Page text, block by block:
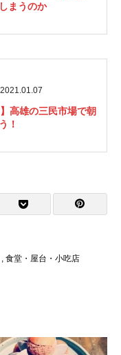
まうのか
2021.01.07
高雄の三民市場で朝
！
, 食堂・屋台・小吃店